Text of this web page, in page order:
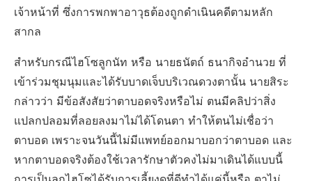
เจ้าหน้าที่ ซึ่งการพกพาอาวุธต้องถูกดำเนินคดีตามหลัก
สากล
สำหรับกรณีไฮโซลูกนัท หรือ นายธนัตถ์ ธนากิจอำนวย ที่
เข้าร่วมชุมนุมและได้รับบาดเจ็บบริเวณดวงตานั้น นายสิระ
กล่าวว่า มีข้อสังสัยว่าตาบอดจริงหรือไม่ ตนมีคลิปว่าสิ่ง
แปลกปลอมที่ลอยลงมาไม่ได้โดนตา ทำให้ตนไม่เชื่อว่า
ตาบอด เพราะจนวันนี้ไม่มีแพทย์ออกมาบอกว่าตาบอด และ
หากตาบอดจริงต้องใช้เวลารักษาตัวคงไม่มาเดินได้แบบนี้